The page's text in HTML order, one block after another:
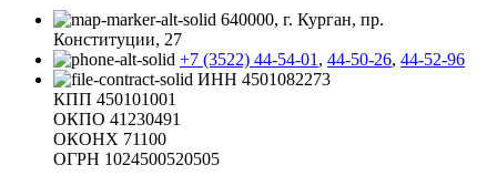
640000, г. Курган, пр.
Конституции, 27
+7 (3522) 44-54-01 , 44-50-26, 44-52-96
ИНН 4501082273
КПП 450101001
ОКПО 41230491
ОКОНХ 71100
ОГРН 1024500520505